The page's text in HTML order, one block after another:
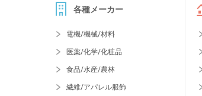
各種メーカー
電機/機械/材料
医薬/化学/化粧品
食品/水産/農林
繊維/アパレル服飾